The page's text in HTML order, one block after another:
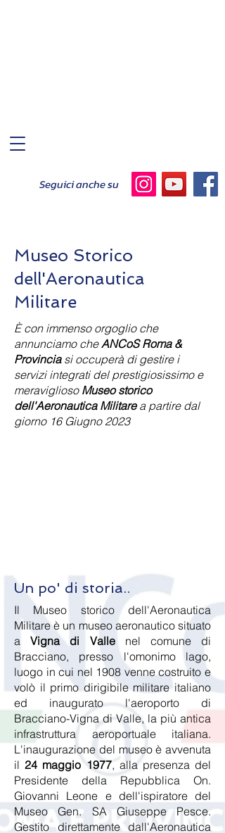
Seguici anche su
Museo Storico
dell'Aeronautica
Militare
È con immenso orgoglio che
annunciamo cheANCoS Roma &
Provinciasi occuperà di gestire i
servizi integrati del prestigiosissimo e
meraviglioso Museo storico
dell'Aeronautica Militarea partire dal
giorno 16 Giugno 2023
Un po' di storia..
Il Museo storico dell'Aeronautica
Militare è un museo aeronautico situato
aVigna di Vallenel comune di
Bracciano, presso l'omonimo lago,
luogo in cui nel 1908 venne costruito e
volò il primo dirigibile militare italiano
ed inaugurato l'aeroporto di
Bracciano-Vigna di Valle, la più antica
infrastruttura aeroportuale italiana.
L'inaugurazione del museo è avvenuta
il24 maggio 1977, alla presenza del
Presidente della Repubblica On.
Giovanni Leone e dell'ispiratore del
Museo Gen. SA Giuseppe Pesce.
Gestito direttamente dall'Aeronautica